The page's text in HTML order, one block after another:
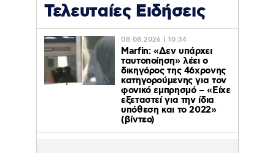
Τελευταίες Ειδήσεις
08.08.2026 | 10:34
Marfin: «Δεν υπάρχει
ταυτοποίηση» λέει ο
δικηγόρος της 46χρονης
κατηγορούμενης για τον
φονικό εμπρησμό – «Είχε
εξεταστεί για την ίδια
υπόθεση και το 2022»
(βίντεο)